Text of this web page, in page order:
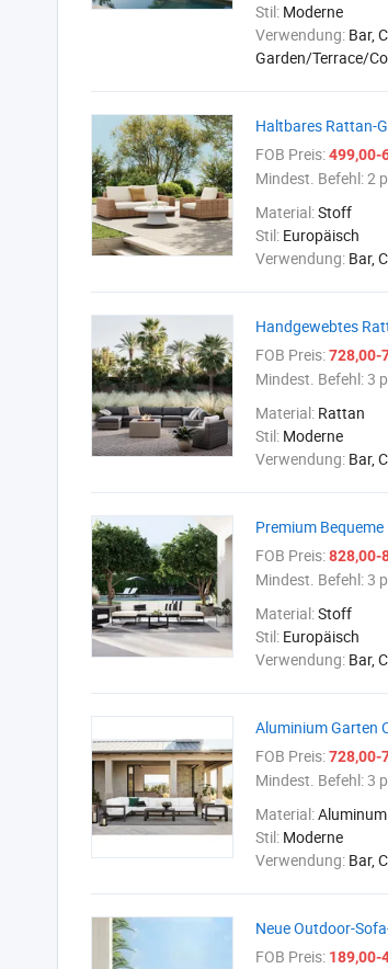
Stil: Moderne
Verwendung: Bar,
Garden/Terrace/
Haltbares Rattan-
FOB Preis:499,00-
Mindest. Befehl:2
Material:Stoff
Stil: Europäisch
Verwendung: Bar,
Handgewebtes
FOB Preis:728,00-
Mindest. Befehl:3
Material: Rattan
Stil: Moderne
Verwendung: Bar,
Premium
FOB Preis:828,00-
Mindest. Befehl:3
Material:Stoff
Stil: Europäisch
Verwendung: Bar,
Aluminium Garten
FOB Preis:728,00-
Mindest. Befehl:3
Material:Aluminum
Stil: Moderne
Verwendung: Bar,
Neue Outdoor-
FOB Preis: 189,00-